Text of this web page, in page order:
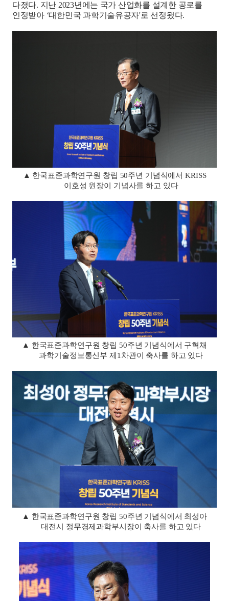
다졌다. 지난 2023년에는 국가 산업화를 설계한 공로를
인정받아 ‘대한민국 과학기술유공자'로 선정됐다.
▲ 한국표준과학연구원 창립 50주년 기념식에서KRISS
이호성 원장이 기념사를 하고 있다
▲ 한국표준과학연구원 창립 50주년 기념식에서 구혁채
과학기술정보통신부 제 1차관이 축사를 하고 있다
▲ 한국표준과학연구원 창립 50주년 기념식에서 최성아
대전시 정무경제과학부시장이 축사를 하고 있다